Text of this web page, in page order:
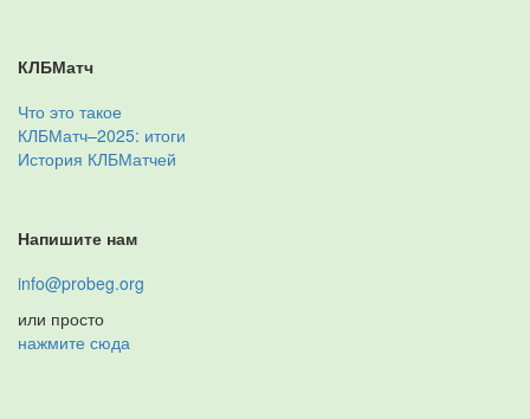
КЛБМатч
Что это такое
КЛБМатч–2025: итоги
История КЛБМатчей
Напишите нам
info@probeg.org
или просто
нажмите сюда